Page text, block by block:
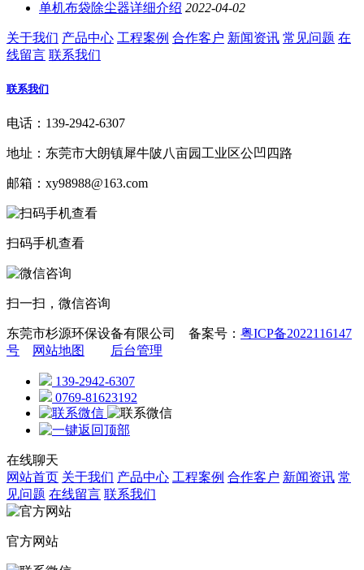
单机布袋除尘器详细介绍 2022-04-02
关于我们 产品中心 工程案例 合作客户 新闻资讯 常见问题 在
线留言 联系我们
联系我们
电话：139-2942-6307
地址：东莞市大朗镇犀牛陂八亩园工业区公凹四路
邮箱：xy98988@163.com
扫码手机查看
扫一扫，微信咨询
东莞市杉源环保设备有限公司 备案号： 粤ICP备2022116147
号
网站地图 后台管理
139-2942-6307
0769-81623192
在线聊天
网站首页 关于我们 产品中心 工程案例 合作客户 新闻资讯 常
见问题 在线留言 联系我们
官方网站